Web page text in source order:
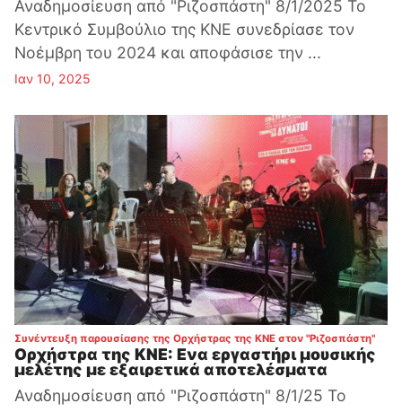
Αναδημοσίευση από "Ριζοσπάστη" 8/1/2025 Το
Κεντρικό Συμβούλιο της ΚΝΕ συνεδρίασε τον
Νοέμβρη του 2024 και αποφάσισε την ...
Ιαν 10, 2025
Συνέντευξη παρουσίασης της Ορχήστρας της ΚΝΕ στον "Ριζοσπάστη":
Ορχήστρα της ΚΝΕ: Ενα εργαστήρι μουσικής
μελέτης με εξαιρετικά αποτελέσματα
Αναδημοσίευση από "Ριζοσπάστη" 8/1/25 Το